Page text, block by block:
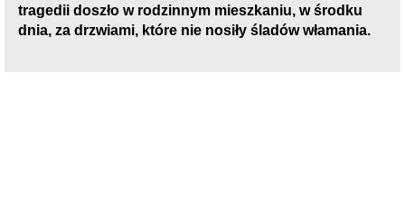
tragedii doszło w rodzinnym mieszkaniu, w środku
dnia, za drzwiami, które nie nosiły śladów włamania.